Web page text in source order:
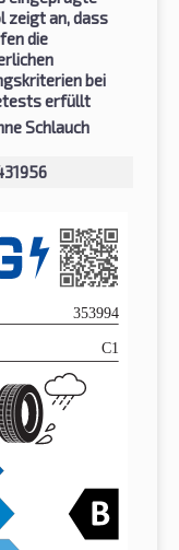
zeigt an, dass
die
bei
erfüllt
Schlauch